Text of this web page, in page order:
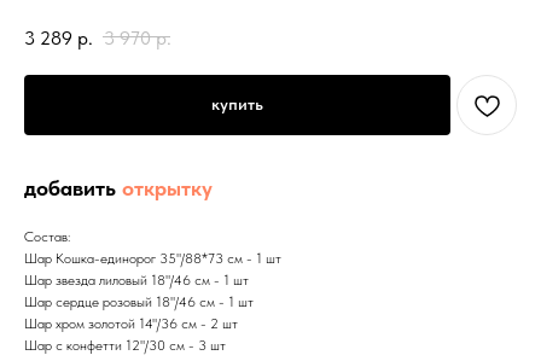
3 289 р. 3 970 р.
купить
добавить открытку
Состав:
Шар Кошка-единорог 35"/88*73 см - 1 шт
Шар звезда лиловый 18"/46 см - 1 шт
Шар сердце розовый 18"/46 см - 1 шт
Шар хром золотой 14"/36 см - 2 шт
Шар с конфетти 12"/30 см - 3 шт